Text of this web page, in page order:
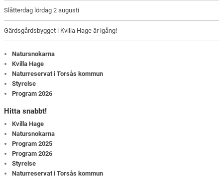
Slåtterdag lördag 2 augusti
Gärdsgårdsbygget i Kvilla Hage är igång!
Natursnokarna
Kvilla Hage
Naturreservat i Torsås kommun
Styrelse
Program 2026
Hitta snabbt!
Kvilla Hage
Natursnokarna
Program 2025
Program 2026
Styrelse
Naturreservat i Torsås kommun